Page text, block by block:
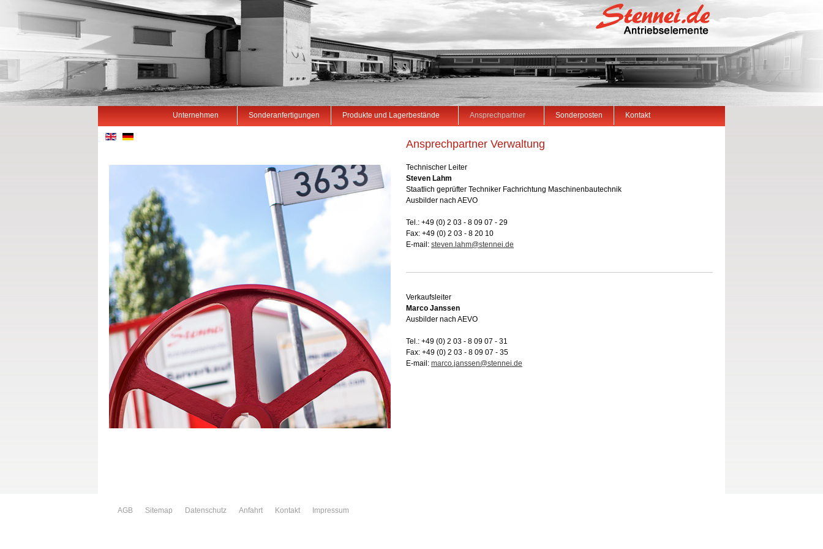
Unternehmen Sonderanfertigungen Produkte und Lagerbestände Ansprechpartner Sonderposten Kontakt
Ansprechpartner Verwaltung
Technischer Leiter
Steven Lahm
Staatlich geprüfter Techniker Fachrichtung Maschinenbautechnik
Ausbilder nach AEVO
Tel.: +49 (0) 2 03 - 8 09 07 - 29
Fax: +49 (0) 2 03 - 8 20 10
E-mail:
Verkaufsleiter
Marco Janssen
Ausbilder nach AEVO
Tel.: +49 (0) 2 03 - 8 09 07 - 31
Fax: +49 (0) 2 03 - 8 09 07 - 35
E-mail:
AGB Sitemap Datenschutz Anfahrt Kontakt Impressum